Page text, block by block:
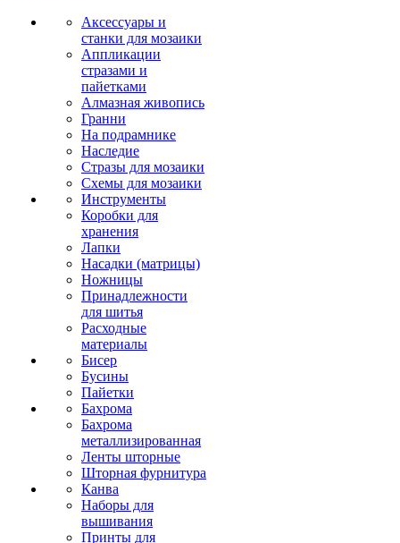
Аксессуары и
станки для мозаики
Аппликации
стразами и
пайетками
Алмазная живопись
Гранни
На подрамнике
Наследие
Стразы для мозаики
Схемы для мозаики
Инструменты
Коробки для
хранения
Лапки
Насадки (матрицы)
Ножницы
Принадлежности
для шитья
Расходные
материалы
Бисер
Бусины
Пайетки
Бахрома
Бахрома
металлизированная
Ленты шторные
Шторная фурнитура
Канва
Наборы для
вышивания
Принты для